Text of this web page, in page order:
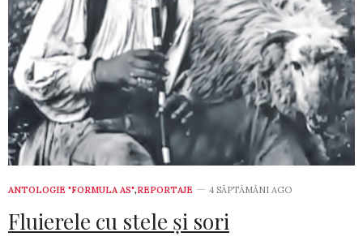
ANTOLOGIE "FORMULA AS",REPORTAJE 4 SĂPTĂMÂNI AGO
Fluierele cu stele şi sori